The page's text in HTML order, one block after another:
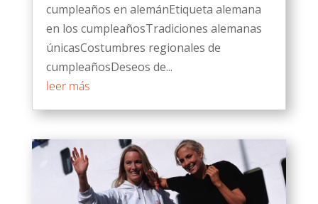
cumpleaños en alemánEtiqueta alemana
en los cumpleañosTradiciones alemanas
únicasCostumbres regionales de
cumpleañosDeseos de...
leer más